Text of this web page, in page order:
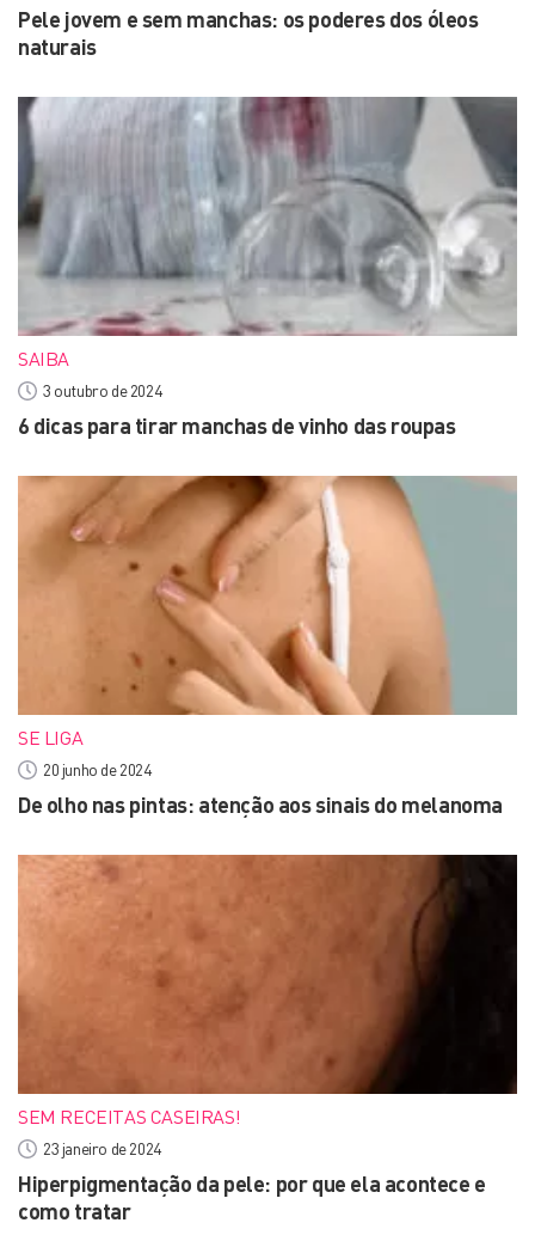
Pele jovem e sem manchas: os poderes dos óleos
naturais
SAIBA
3 outubro de 2024
6 dicas para tirar manchas de vinho das roupas
SE LIGA
20 junho de 2024
De olho nas pintas: atenção aos sinais do melanoma
SEM RECEITAS CASEIRAS!
23 janeiro de 2024
Hiperpigmentação da pele: por que ela acontece e
como tratar